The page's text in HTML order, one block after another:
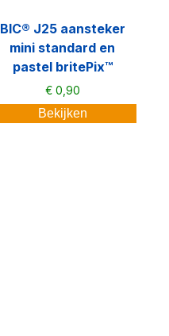
BIC® J25 aansteker
mini standard en
pastel britePix™
€0,90
Bekijken